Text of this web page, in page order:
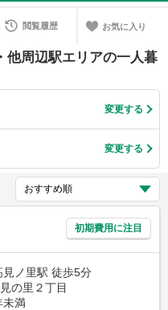
閲覧履歴 お気に入り
他周辺駅エリアの一人暮
変更する
変更する
初期費用に注目
ノ里駅 徒歩5分
の里２丁目
未満